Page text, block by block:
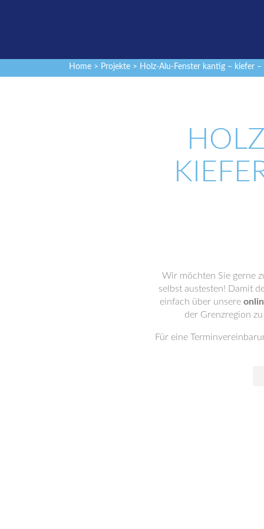
Home > Projekte > Holz-Alu-Fenster kantig – kiefer
Wir möchten Sie gerne
selbst austesten! Damit
einfach über unsere
der Grenzregion
Für eine